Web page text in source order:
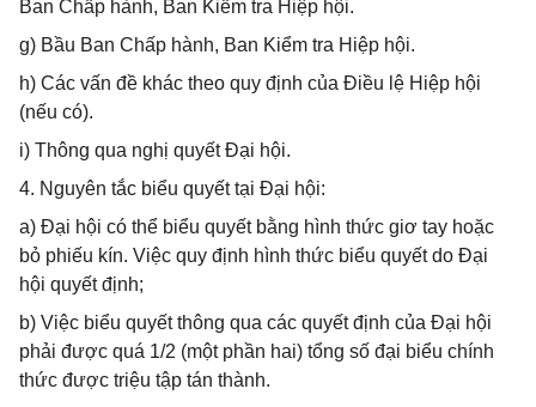
Ban Chấp hành, Ban Kiểm tra Hiệp hội.
g) Bầu Ban Chấp hành, Ban Kiểm tra Hiệp hội.
h) Các vấn đề khác theo quy định của Điều lệ Hiệp hội
(nếu có).
i) Thông qua nghị quyết Đại hội.
4. Nguyên tắc biểu quyết tại Đại hội:
a) Đại hội có thể biểu quyết bằng hình thức giơ tay hoặc
bỏ phiếu kín. Việc quy định hình thức biểu quyết do Đại
hội quyết định;
b) Việc biểu quyết thông qua các quyết định của Đại hội
phải được quá 1/2 (một phần hai) tổng số đại biểu chính
thức được triệu tập tán thành.